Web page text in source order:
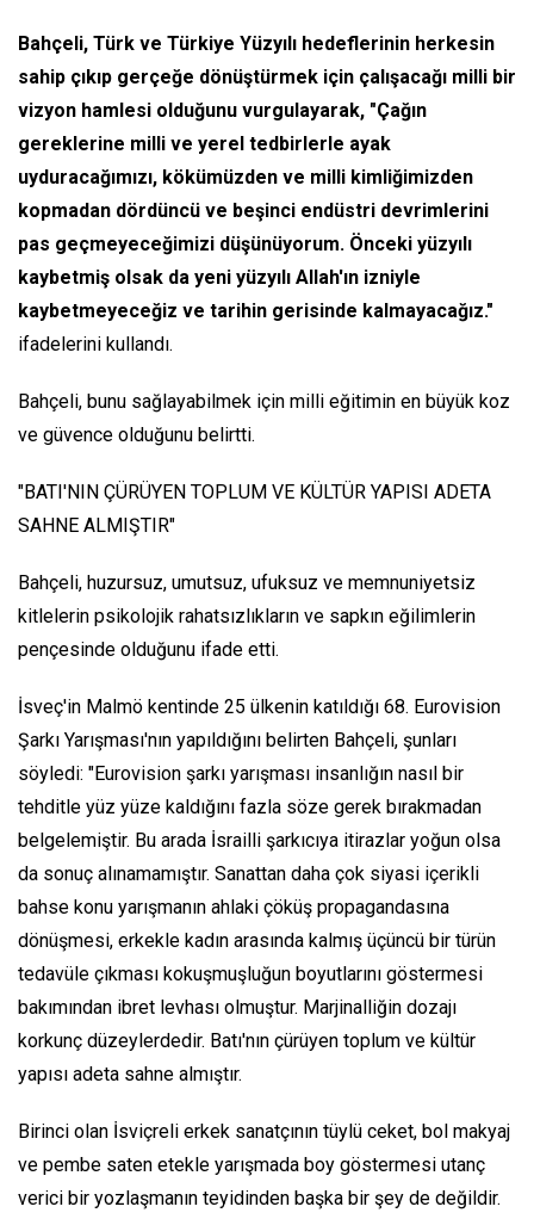
Bahçeli, Türk ve Türkiye Yüzyılı hedeflerinin herkesin
sahip çıkıp gerçeğe dönüştürmek için çalışacağı milli bir
vizyon hamlesi olduğunu vurgulayarak, "Çağın
gereklerine milli ve yerel tedbirlerle ayak
uyduracağımızı, kökümüzden ve milli kimliğimizden
kopmadan dördüncü ve beşinci endüstri devrimlerini
pas geçmeyeceğimizi düşünüyorum. Önceki yüzyılı
kaybetmiş olsak da yeni yüzyılı Allah'ın izniyle
kaybetmeyeceğiz ve tarihin gerisinde kalmayacağız."
ifadelerini kullandı.
Bahçeli, bunu sağlayabilmek için milli eğitimin en büyük koz
ve güvence olduğunu belirtti.
"BATI'NIN ÇÜRÜYEN TOPLUM VE KÜLTÜR YAPISI ADETA
SAHNE ALMIŞTIR"
Bahçeli, huzursuz, umutsuz, ufuksuz ve memnuniyetsiz
kitlelerin psikolojik rahatsızlıkların ve sapkın eğilimlerin
pençesinde olduğunu ifade etti.
İsveç'in Malmö kentinde 25 ülkenin katıldığı 68. Eurovision
Şarkı Yarışması'nın yapıldığını belirten Bahçeli, şunları
söyledi: "Eurovision şarkı yarışması insanlığın nasıl bir
tehditle yüz yüze kaldığını fazla söze gerek bırakmadan
belgelemiştir. Bu arada İsrailli şarkıcıya itirazlar yoğun olsa
da sonuç alınamamıştır. Sanattan daha çok siyasi içerikli
bahse konu yarışmanın ahlaki çöküş propagandasına
dönüşmesi, erkekle kadın arasında kalmış üçüncü bir türün
tedavüle çıkması kokuşmuşluğun boyutlarını göstermesi
bakımından ibret levhası olmuştur. Marjinalliğin dozajı
korkunç düzeylerdedir. Batı'nın çürüyen toplum ve kültür
yapısı adeta sahne almıştır.
Birinci olan İsviçreli erkek sanatçının tüylü ceket, bol makyaj
ve pembe saten etekle yarışmada boy göstermesi utanç
verici bir yozlaşmanın teyidinden başka bir şey de değildir.